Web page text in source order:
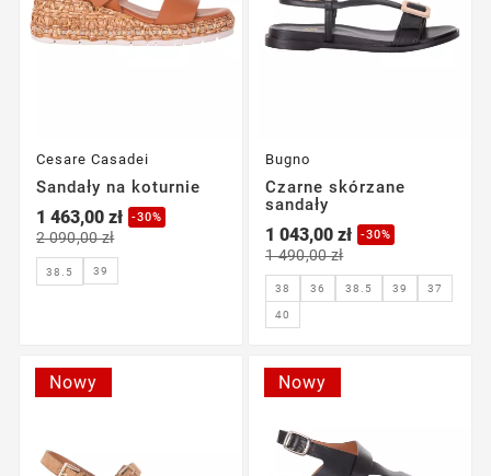
Cesare Casadei
Sandały na koturnie
1 463,00 zł -30%
2 090,00 zł
38.5 39
Bugno
Czarne skórzane
sandały
1 043,00 zł -30%
1 490,00 zł
38 36 38.5 39 37
40
Nowy Nowy